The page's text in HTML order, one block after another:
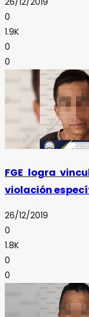
0
1.9K
0
0
FGE logra
violación
26/12/2019
0
1.8K
0
0